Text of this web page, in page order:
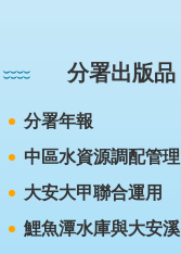
分署出版品
分署年報
中區水資源調配管理
大安大甲聯合運用
鯉魚潭水庫與大安溪